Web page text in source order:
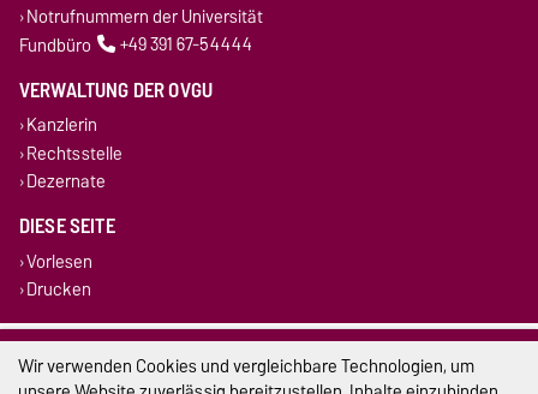
Notrufnummern der Universität
Fundbüro
+49 391 67-54444
VERWALTUNG DER OVGU
Kanzlerin
Rechtsstelle
Dezernate
DIESE SEITE
Vorlesen
Drucken
Impressum
Wir verwenden Cookies und vergleichbare Technologien, um